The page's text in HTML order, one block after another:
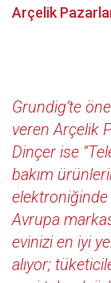
Arçelik
Grundig’te
veren Arçelik
Dinçer ise
bakım
Avrupa
evinizi en iyi
alıyor;